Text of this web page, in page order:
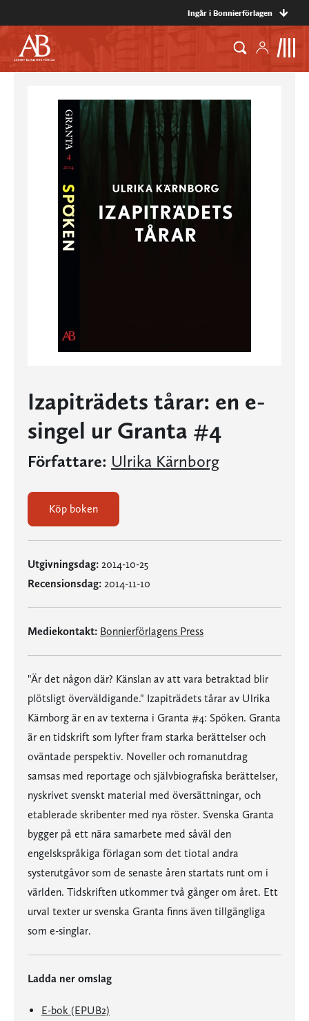
Ingår i Bonnierförlagen
Izapiträdets tårar: en e-
singel ur Granta #4
Författare: Ulrika Kärnborg
Köp boken
Utgivningsdag: 2014-10-25
Recensionsdag: 2014-11-10
Mediekontakt: Bonnierförlagens Press
"Är det någon där? Känslan av att vara betraktad blir
plötsligt överväldigande." Izapiträdets tårar av Ulrika
Kärnborg är en av texterna i Granta #4: Spöken. Granta
är en tidskrift som lyfter fram starka berättelser och
oväntade perspektiv. Noveller och romanutdrag
samsas med reportage och självbiografiska berättelser,
nyskrivet svenskt material med översättningar, och
etablerade skribenter med nya röster. Svenska Granta
bygger på ett nära samarbete med såväl den
engelskspråkiga förlagan som det tiotal andra
systerutgåvor som de senaste åren startats runt om i
världen. Tidskriften utkommer två gånger om året. Ett
urval texter ur svenska Granta finns även tillgängliga
som e-singlar.
Ladda ner omslag
E-bok (EPUB2)